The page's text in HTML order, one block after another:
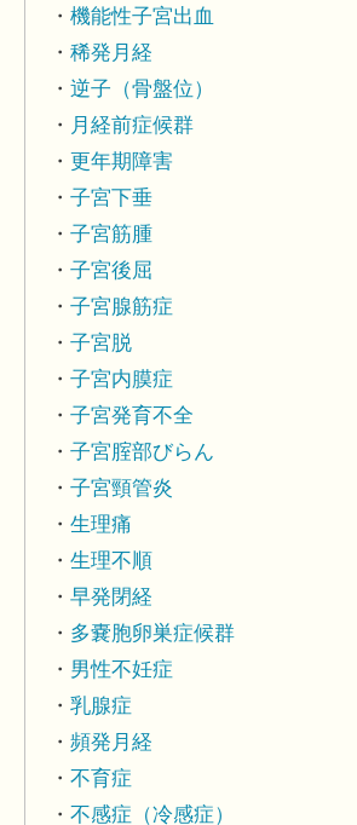
機能性子宮出血
稀発月経
逆子（骨盤位）
月経前症候群
更年期障害
子宮下垂
子宮筋腫
子宮後屈
子宮腺筋症
子宮脱
子宮内膜症
子宮発育不全
子宮腟部びらん
子宮頸管炎
生理痛
生理不順
早発閉経
多嚢胞卵巣症候群
男性不妊症
乳腺症
頻発月経
不育症
不感症（冷感症）